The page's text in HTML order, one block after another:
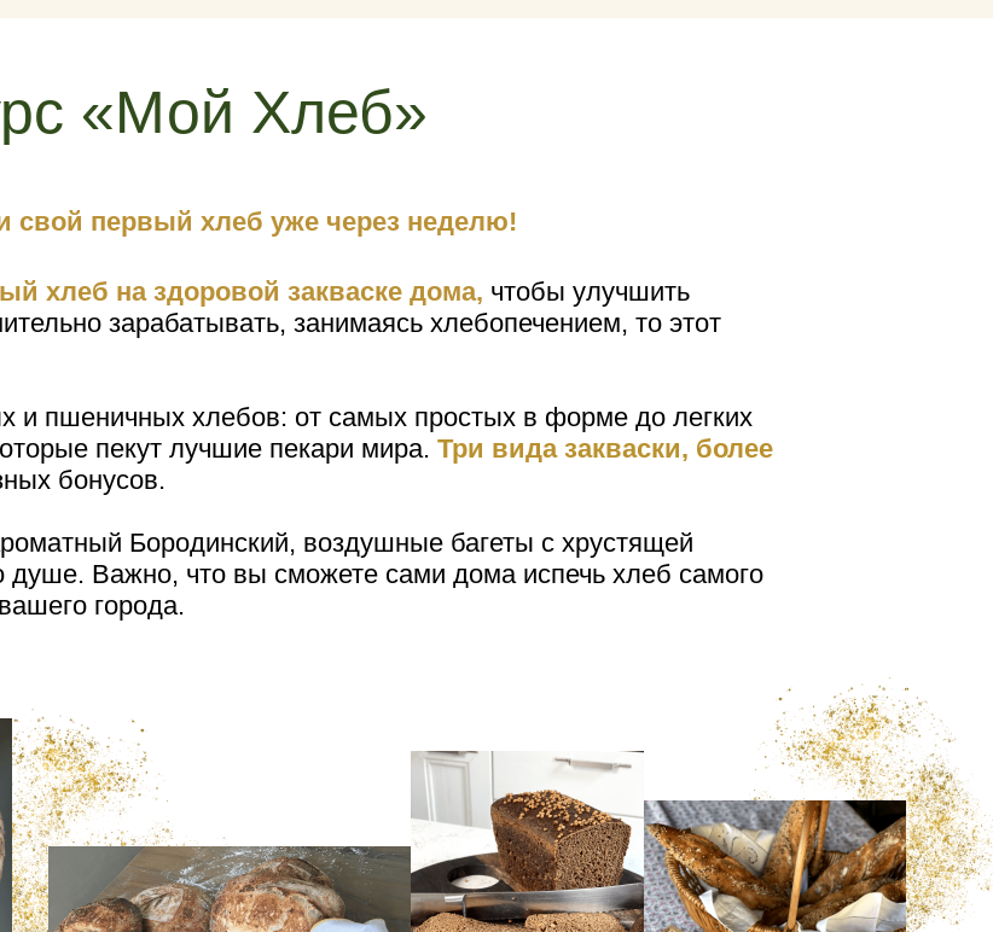
свой первый хлеб уже через неделю!
хлеб на здоровой закваске дома, чтобы улучшить
зарабатывать, занимаясь хлебопечением, то этот
пшеничных хлебов: от самых простых в форме до легких
пекут лучшие пекари мира. Три вида закваски, более
бонусов.
Бородинский, воздушные багеты с хрустящей
душе. Важно, что вы сможете сами дома испечь хлеб самого
города.
«Мой Хлеб»